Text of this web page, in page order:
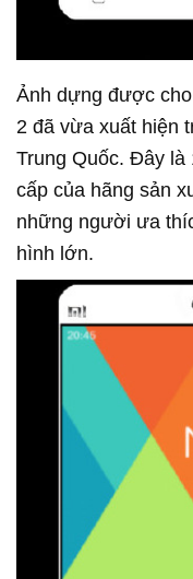
Ảnh dựng được
2 đã vừa xuất hiện
Trung Quốc. Đây là
cấp của hãng sản
những người ưa
hình lớn.